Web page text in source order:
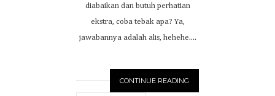
diabaikan dan butuh perhatian
ekstra, coba tebak apa? Ya,
jawabannya adalah alis, hehehe....
CONTINUE READING